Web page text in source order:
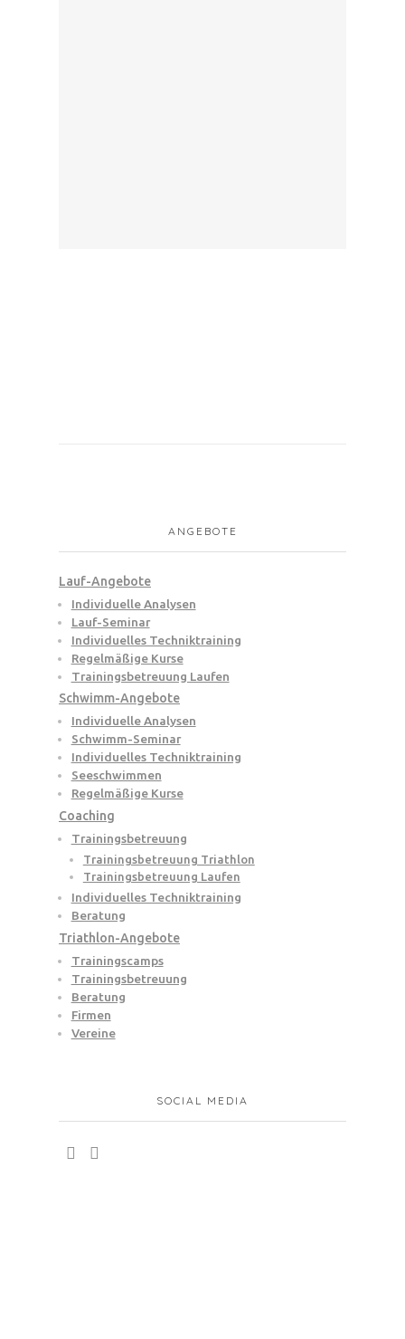
ANGEBOTE
Lauf-Angebote
Individuelle Analysen
Lauf-Seminar
Individuelles Techniktraining
Regelmäßige Kurse
Trainingsbetreuung Laufen
Schwimm-Angebote
Individuelle Analysen
Schwimm-Seminar
Individuelles Techniktraining
Seeschwimmen
Regelmäßige Kurse
Coaching
Trainingsbetreuung
Trainingsbetreuung Triathlon
Trainingsbetreuung Laufen
Individuelles Techniktraining
Beratung
Triathlon-Angebote
Trainingscamps
Trainingsbetreuung
Beratung
Firmen
Vereine
SOCIAL MEDIA